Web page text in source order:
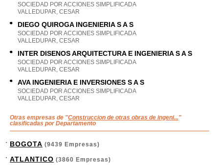
SOCIEDAD POR ACCIONES SIMPLIFICADA
VALLEDUPAR, CESAR
DIEGO QUIROGA INGENIERIA S A S
SOCIEDAD POR ACCIONES SIMPLIFICADA
VALLEDUPAR, CESAR
INTER DISENOS ARQUITECTURA E INGENIERIA S A S
SOCIEDAD POR ACCIONES SIMPLIFICADA
VALLEDUPAR, CESAR
AVA INGENIERIA E INVERSIONES S A S
SOCIEDAD POR ACCIONES SIMPLIFICADA
VALLEDUPAR, CESAR
Otras empresas de "Construccion de otras obras de ingeni..."
clasificadas por Departamento
BOGOTA (9439 Empresas)
ATLANTICO (3860 Empresas)